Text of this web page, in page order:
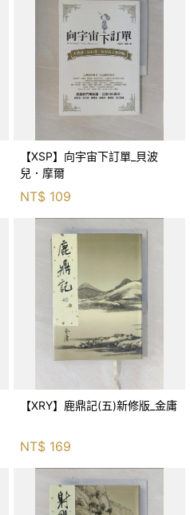
【XSP】向宇宙下訂單_貝波
兒．摩爾
NT$ 109
【XRY】鹿鼎記(五)新修版_金庸
NT$ 169